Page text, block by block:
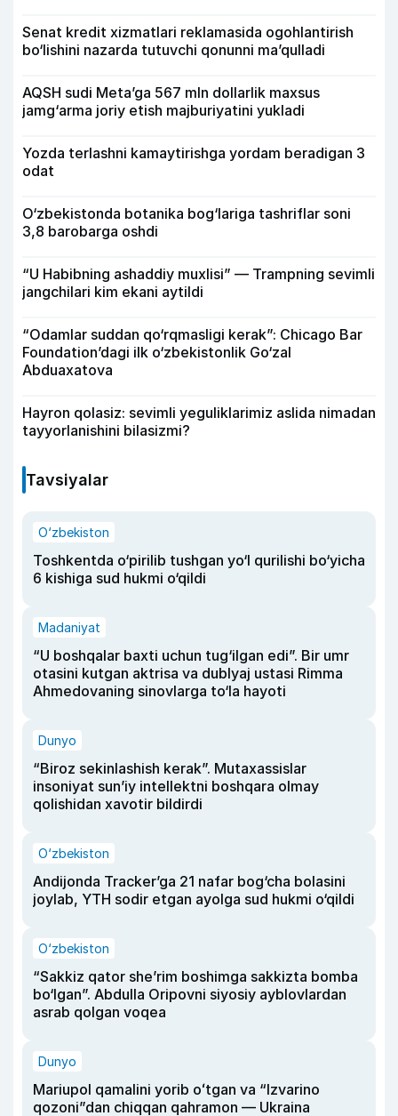
Senat kredit xizmatlari reklamasida ogohlantirish
bo‘lishini nazarda tutuvchi qonunni ma’qulladi
AQSH sudi Meta’ga 567 mln dollarlik maxsus
jamg‘arma joriy etish majburiyatini yukladi
Yozda terlashni kamaytirishga yordam beradigan 3
odat
O‘zbekistonda botanika bog‘lariga tashriflar soni
3,8 barobarga oshdi
“U Habibning ashaddiy muxlisi” — Trampning sevimli
jangchilari kim ekani aytildi
“Odamlar suddan qo‘rqmasligi kerak”: Chicago Bar
Foundation’dagi ilk o‘zbekistonlik Go‘zal
Abduaxatova
Hayron qolasiz: sevimli yeguliklarimiz aslida nimadan
tayyorlanishini bilasizmi?
Tavsiyalar
O‘zbekiston
Toshkentda o‘pirilib tushgan yo‘l qurilishi bo‘yicha
6 kishiga sud hukmi o‘qildi
Madaniyat
“U boshqalar baxti uchun tug‘ilgan edi”. Bir umr
otasini kutgan aktrisa va dublyaj ustasi Rimma
Ahmedovaning sinovlarga to‘la hayoti
Dunyo
“Biroz sekinlashish kerak”. Mutaxassislar
insoniyat sun’iy intellektni boshqara olmay
qolishidan xavotir bildirdi
O‘zbekiston
Andijonda Tracker’ga 21 nafar bog‘cha bolasini
joylab, YTH sodir etgan ayolga sud hukmi o‘qildi
O‘zbekiston
“Sakkiz qator she’rim boshimga sakkizta bomba
bo‘lgan”. Abdulla Oripovni siyosiy ayblovlardan
asrab qolgan voqea
Dunyo
Mariupol qamalini yorib oʻtgan va “Izvarino
qozoni”dan chiqqan qahramon — Ukraina